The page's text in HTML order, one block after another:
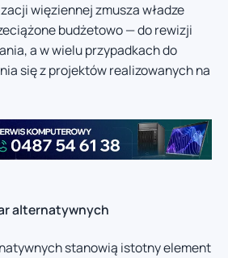
więziennej zmusza władze
budżetowo — do rewizji
a w wielu przypadkach do
się z projektów realizowanych na
alternatywnych
stanowią istotny element